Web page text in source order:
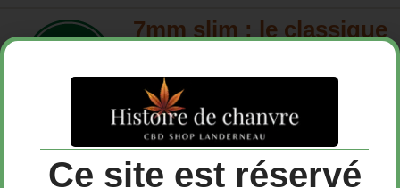
7mm slim : le classique
Ce site est réservé